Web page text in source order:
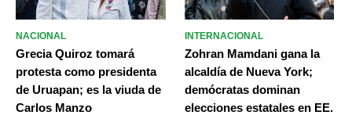
NACIONAL
Grecia Quiroz tomará
protesta como presidenta
de Uruapan; es la viuda de
Carlos Manzo
INTERNACIONAL
Zohran Mamdani gana la
alcaldía de Nueva York;
demócratas dominan
elecciones estatales en EE.